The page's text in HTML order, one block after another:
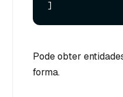
Pode obter
forma.